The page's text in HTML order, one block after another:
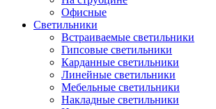
Офисные
Светильники
Встраиваемые светильники
Гипсовые светильники
Карданные светильники
Линейные светильники
Мебельные светильники
Накладные светильники